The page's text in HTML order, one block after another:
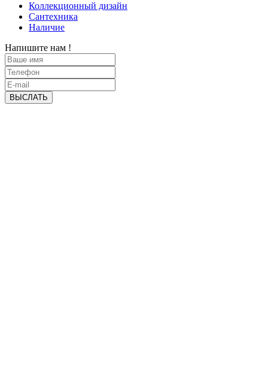
Коллекционный дизайн
Сантехника
Наличие
Напишите нам !
ВЫСЛАТЬ